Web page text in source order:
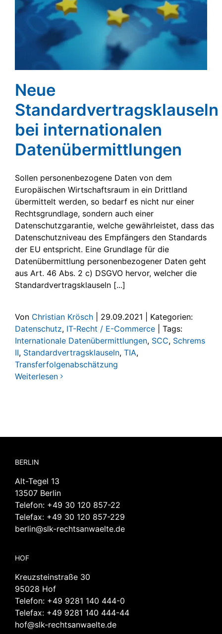
Neue
Standardvertragsklauseln
bei internationalen
Datenübermittlungen
Sollen personenbezogene Daten von dem
Europäischen Wirtschaftsraum in ein Drittland
übermittelt werden, so bedarf es nicht nur einer
Rechtsgrundlage, sondern auch einer
Datenschutzgarantie, welche gewährleistet, dass das
Datenschutzniveau des Empfängers den Standards
der EU entspricht. Eine Grundlage für die
Datenübermittlung personenbezogener Daten geht
aus Art. 46 Abs. 2 c) DSGVO hervor, welcher die
Standardvertragsklauseln [...]
Von Christian Krösch 29.09.2021
Kategorien:
Datenschutz, IT-Recht / E-Commerce
Tags:
Internationale Datenübermittlungen, SCC, Schrems
II, Standardvertragsklauseln, TIA,
Transferfolgenabschätzung
Weiterlesen
BERLIN
Alt-Tegel 13
13507 Berlin
Telefon: +49 30 120 857-22
Telefax: +49 30 120 857-229
berlin@slk-rechtsanwaelte.de
HOF
Kreuzsteinstraße 30
95028 Hof
Telefon: +49 9281 140 444-0
Telefax: +49 9281 140 444-44
hof@slk-rechtsanwaelte.de